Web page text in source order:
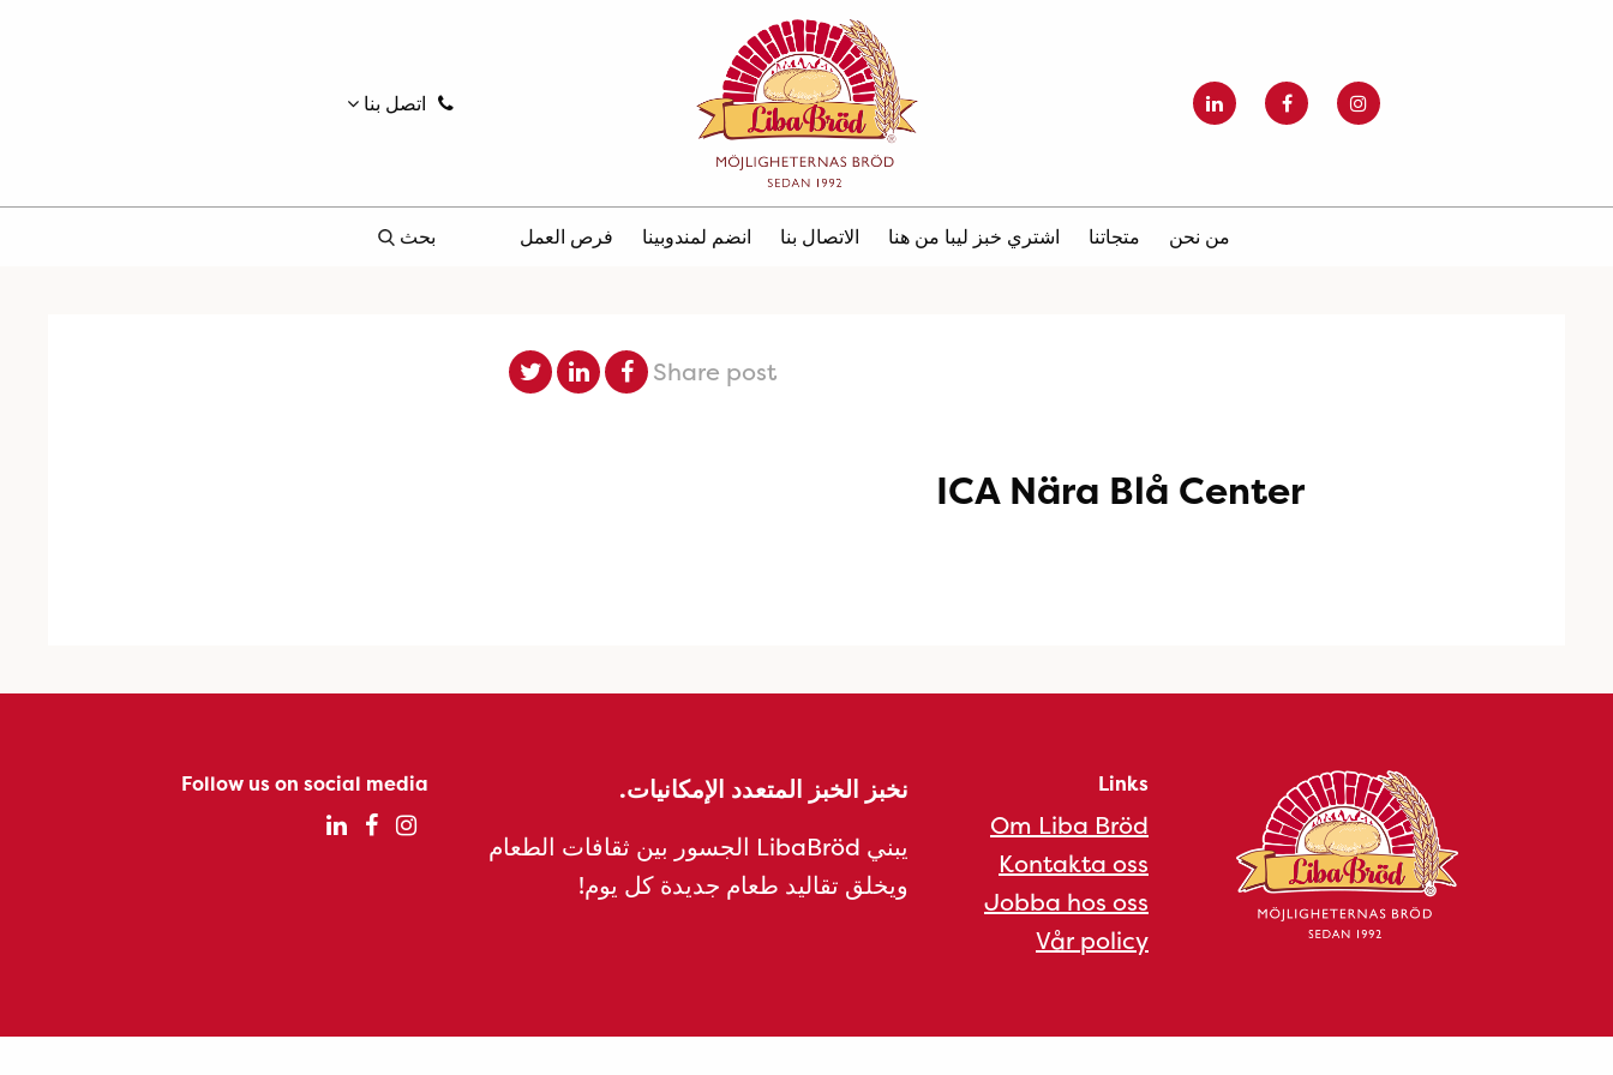
اتصل بنا
من نحن متجاتنا اشتري خبز ليبا من هنا الاتصال بنا انضم لمندوبينا فرص العمل بحث
Share post
ICA Nära Blå Center
Links
Om Liba Bröd
Kontakta oss
Jobba hos oss
Vår policy
نخبز الخبز المتعدد الإمكانيات.
يبني LibaBröd الجسور بين ثقافات الطعام
ويخلق تقاليد طعام جديدة كل يوم!
Follow us on social media